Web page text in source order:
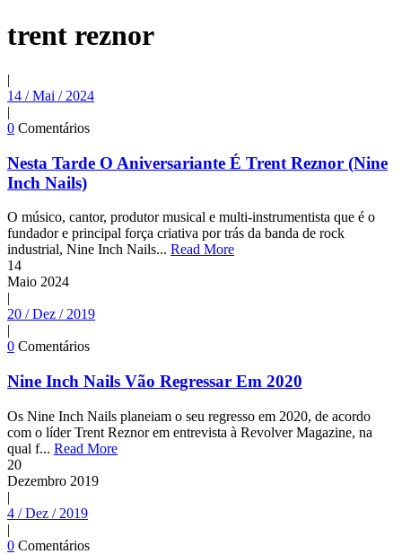
trent reznor
|
14 / Mai / 2024
|
0 Comentários
Nesta Tarde O Aniversariante É Trent Reznor (Nine
Inch Nails)
O músico, cantor, produtor musical e multi-instrumentista que é o
fundador e principal força criativa por trás da banda de rock
industrial, Nine Inch Nails... Read More
14
Maio 2024
|
20 / Dez / 2019
|
0 Comentários
Nine Inch Nails Vão Regressar Em 2020
Os Nine Inch Nails planeiam o seu regresso em 2020, de acordo
com o líder Trent Reznor em entrevista à Revolver Magazine, na
qual f... Read More
20
Dezembro 2019
|
4 / Dez / 2019
|
0 Comentários